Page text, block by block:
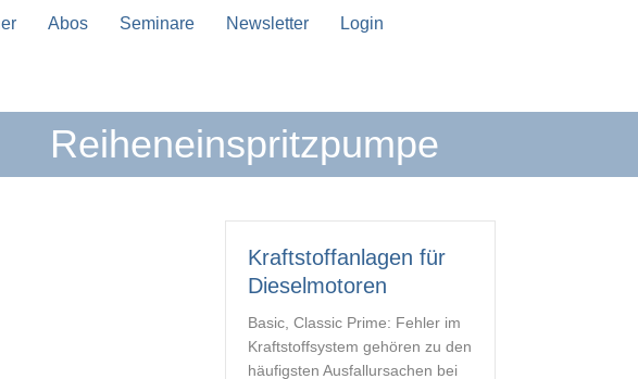
Abos Seminare Newsletter Login
Reiheneinspritzpumpe
Vervollständigung verfügbar sind, benutze die Pfeile nach oben
Kraftstoffanlagen für
Dieselmotoren
Basic, Classic Prime: Fehler im
Kraftstoffsystem gehören zu den
häufigsten Ausfallursachen bei